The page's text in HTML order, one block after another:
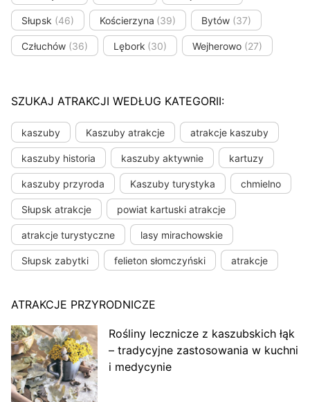
Słupsk (46) Kościerzyna (39) Bytów (37)
Człuchów (36) Lębork (30) Wejherowo (27)
SZUKAJ ATRAKCJI WEDŁUG KATEGORII:
kaszuby Kaszuby atrakcje atrakcje kaszuby
kaszuby historia kaszuby aktywnie kartuzy
kaszuby przyroda Kaszuby turystyka chmielno
Słupsk atrakcje powiat kartuski atrakcje
atrakcje turystyczne lasy mirachowskie
Słupsk zabytki felieton słomczyński atrakcje
ATRAKCJE PRZYRODNICZE
Rośliny lecznicze z kaszubskich łąk
– tradycyjne zastosowania w kuchni
i medycynie